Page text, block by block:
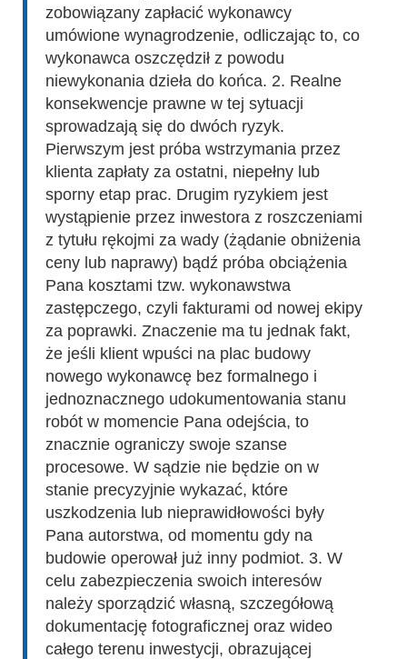
zobowiązany zapłacić wykonawcy
umówione wynagrodzenie, odliczając to, co
wykonawca oszczędził z powodu
niewykonania dzieła do końca. 2. Realne
konsekwencje prawne w tej sytuacji
sprowadzają się do dwóch ryzyk.
Pierwszym jest próba wstrzymania przez
klienta zapłaty za ostatni, niepełny lub
sporny etap prac. Drugim ryzykiem jest
wystąpienie przez inwestora z roszczeniami
z tytułu rękojmi za wady (żądanie obniżenia
ceny lub naprawy) bądź próba obciążenia
Pana kosztami tzw. wykonawstwa
zastępczego, czyli fakturami od nowej ekipy
za poprawki. Znaczenie ma tu jednak fakt,
że jeśli klient wpuści na plac budowy
nowego wykonawcę bez formalnego i
jednoznacznego udokumentowania stanu
robót w momencie Pana odejścia, to
znacznie ograniczy swoje szanse
procesowe. W sądzie nie będzie on w
stanie precyzyjnie wykazać, które
uszkodzenia lub nieprawidłowości były
Pana autorstwa, od momentu gdy na
budowie operował już inny podmiot. 3. W
celu zabezpieczenia swoich interesów
należy sporządzić własną, szczegółową
dokumentację fotograficznej oraz wideo
całego terenu inwestycji, obrazującej